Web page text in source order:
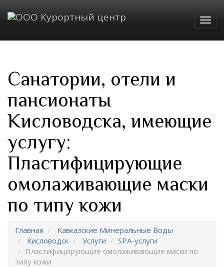
Санатории, отели и
пансионаты
Кисловодска, имеющие
услугу:
Пластифицирующие
омолаживающие маски
по типу кожи
Главная
Кавказские Минеральные Воды
Кисловодск
Услуги
SPA-услуги
Пластифицирующие омолаживающие маски по
типу кожи